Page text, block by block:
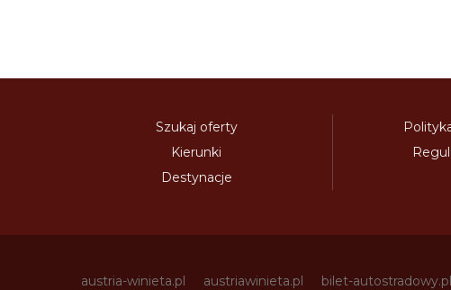
Szukaj oferty
Kierunki
Destynacje
austria-winieta.pl
austriawinieta.pl bilet-autostradowy.pl